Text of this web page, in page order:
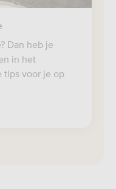
Dan heb je
in het
tips voor je op